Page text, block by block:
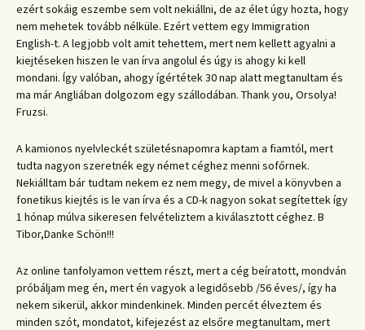
ezért sokáig eszembe sem volt nekiállni, de az élet úgy hozta, hogy
nem mehetek tovább nélküle. Ezért vettem egy Immigration
English-t. A legjobb volt amit tehettem, mert nem kellett agyalni a
kiejtéseken hiszen le van írva angolul és úgy is ahogy ki kell
mondani. Így valóban, ahogy ígértétek 30 nap alatt megtanultam és
ma már Angliában dolgozom egy szállodában. Thank you, Orsolya!
Fruzsi.
A kamionos nyelvleckét születésnapomra kaptam a fiamtól, mert
tudta nagyon szeretnék egy német céghez menni sofőrnek.
Nekiálltam bár tudtam nekem ez nem megy, de mivel a könyvben a
fonetikus kiejtés is le van írva és a CD-k nagyon sokat segítettek így
1 hónap múlva sikeresen felvételiztem a kiválasztott céghez. B
Tibor,Danke Schön!!!
Az online tanfolyamon vettem részt, mert a cég beíratott, mondván
próbáljam meg én, mert én vagyok a legidősebb /56 éves/, így ha
nekem sikerül, akkor mindenkinek. Minden percét élveztem és
minden szót, mondatot, kifejezést az elsőre megtanultam, mert